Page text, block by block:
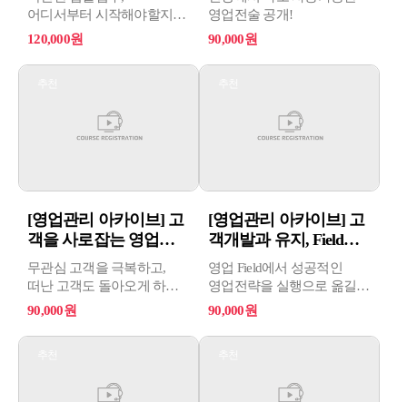
어디서부터 시작해야할지
모르겠다면 기본에
120,000원
영업전술 공개!
90,000원
[영업관리 아카이브] 고
객을 사로잡는 영업상
담스킬
무관심 고객을 극복하고,
떠난 고객도 돌아오게 하는
영업상담스킬!
90,000원
[영업관리 아카이브] 고
객개발과 유지, Field영
업 ...
영업 Field에서 성공적인
영업전략을 실행으로 옮길
수 있는 실전 가이드!
90,000원